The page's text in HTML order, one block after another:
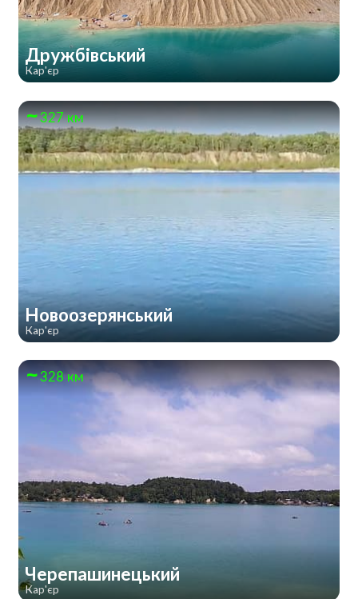
Дружбівський
Кар'єр
327 км
Новоозерянський
Кар'єр
328 км
Черепашинецький
Кар'єр